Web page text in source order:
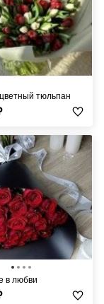
тюльпан
в любви